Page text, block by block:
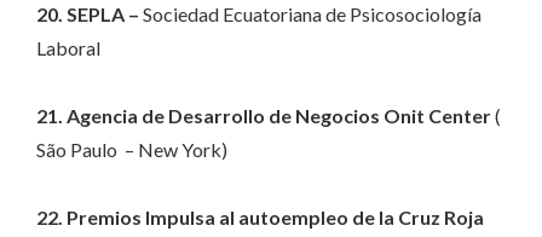
20. SEPLA – Sociedad Ecuatoriana de Psicosociología
Laboral
21. Agencia de Desarrollo de Negocios Onit Center(
São Paulo – New York)
22. Premios Impulsa al autoempleo de la Cruz Roja